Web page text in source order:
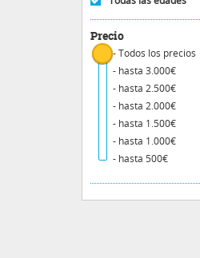
Precio
- Todos los precios
- hasta 3.000€
- hasta 2.500€
- hasta 2.000€
- hasta 1.500€
- hasta 1.000€
- hasta 500€